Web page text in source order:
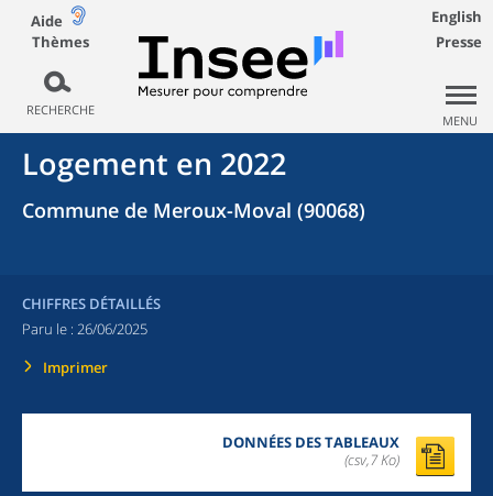
Aide
Thèmes
RECHERCHE
English
Presse
MENU
Logement en 2022
Commune de Meroux-Moval (90068)
CHIFFRES DÉTAILLÉS
Paru le : 26/06/2025
Imprimer
DONNÉES DES TABLEAUX
(csv,7 Ko)